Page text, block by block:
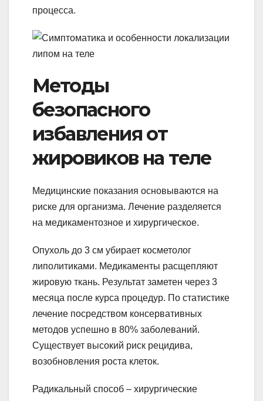
процесса.
Методы
безопасного
избавления от
жировиков на теле
Медицинские показания основываются на
риске для организма. Лечение разделяется
на медикаментозное и хирургическое.
Опухоль до 3 см убирает косметолог
липолитиками. Медикаменты расщепляют
жировую ткань. Результат заметен через 3
месяца после курса процедур. По статистике
лечение посредством консервативных
методов успешно в 80% заболеваний.
Существует высокий риск рецидива,
возобновления роста клеток.
Радикальный способ – хирургические